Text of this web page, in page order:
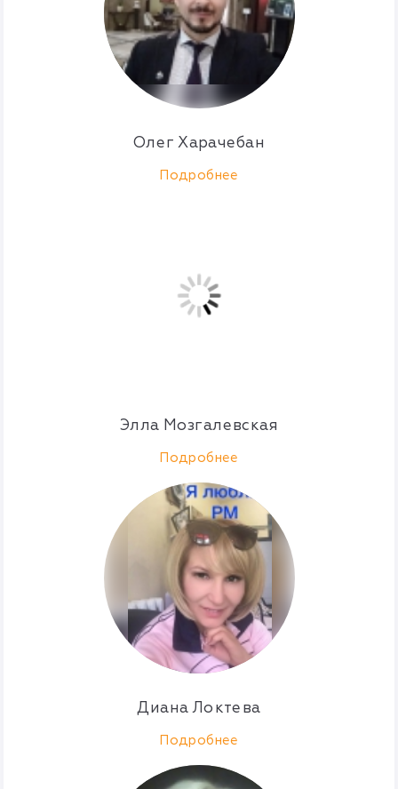
Олег Харачебан
Подробнее
Элла Мозгалевская
Подробнее
Диана Локтева
Подробнее